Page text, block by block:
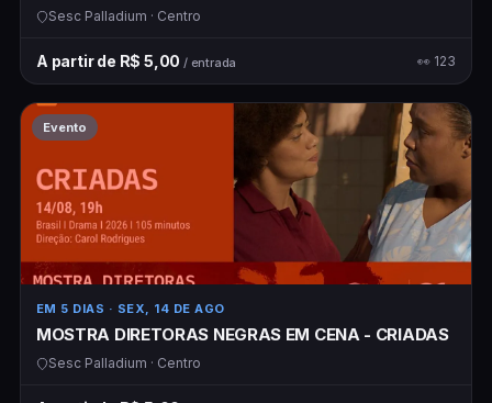
Sesc Palladium · Centro
A partir de R$ 5,00 / entrada 👀 123
Evento
EM 5 DIAS · SEX, 14 DE AGO
MOSTRA DIRETORAS NEGRAS EM CENA - CRIADAS
Sesc Palladium · Centro